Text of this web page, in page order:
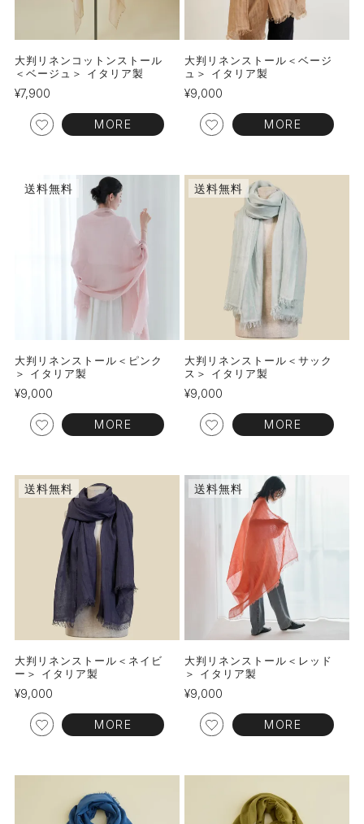
大判リネンコットンストール
＜ベージュ＞ イタリア製
¥7,900
MORE
大判リネンストール＜ベージ
ュ＞ イタリア製
¥9,000
MORE
送料無料
大判リネンストール＜ピンク
＞ イタリア製
¥9,000
MORE
送料無料
大判リネンストール＜サック
ス＞ イタリア製
¥9,000
MORE
送料無料
大判リネンストール＜ネイビ
ー＞ イタリア製
¥9,000
MORE
送料無料
大判リネンストール＜レッド
＞ イタリア製
¥9,000
MORE